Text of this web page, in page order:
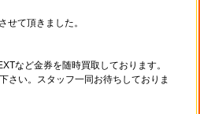
せて頂きました。
など金券を随時買取しております。
さい。スタッフ一同お待ちしておりま